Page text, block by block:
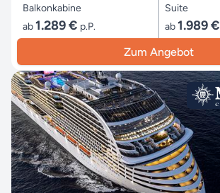
Balkonkabine
ab1.289 € p.P.
Suite
ab1.989 €
Zum Angebot